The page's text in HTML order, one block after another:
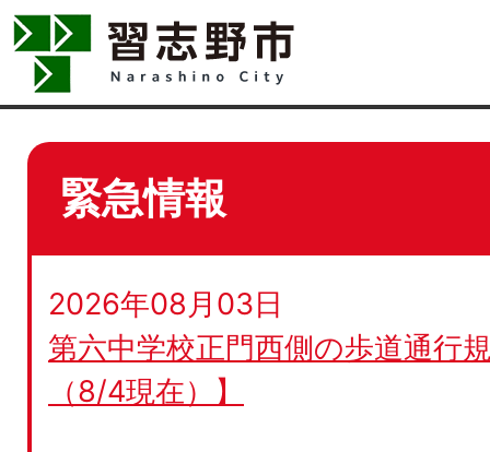
緊急情報
2026年08月03日
第六中学校正門西側の歩道通行
（8/4現在）】